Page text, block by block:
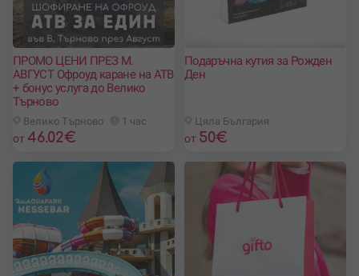
ПРОМО ЦЕНИ ПРЕЗ М.
АВГУСТ Офроуд каране на АТВ
+ бонус услуга до Велико
Tърново
Велико Търново 1 час
от 46.02€
Подаръчна кутия за Рожден
Ден
Цяла България
от 50€